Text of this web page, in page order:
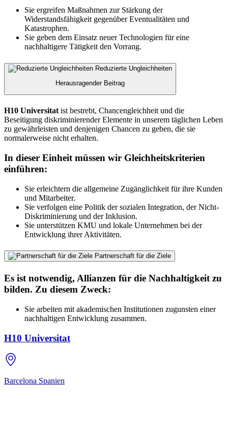
Sie ergreifen Maßnahmen zur Stärkung der
Widerstandsfähigkeit gegenüber Eventualitäten und
Katastrophen.
Sie geben dem Einsatz neuer Technologien für eine
nachhaltigere Tätigkeit den Vorrang.
Reduzierte Ungleichheiten
Herausragender Beitrag
H10 Universitatist bestrebt, Chancengleichheit und die
Beseitigung diskriminierender Elemente in unserem täglichen Leben
zu gewährleisten und denjenigen Chancen zu geben, die sie
normalerweise nicht erhalten.
In dieser Einheit müssen wir Gleichheitskriterien
einführen:
Sie erleichtern die allgemeine Zugänglichkeit für ihre Kunden
und Mitarbeiter.
Sie verfolgen eine Politik der sozialen Integration, der Nicht-
Diskriminierung und der Inklusion.
Sie unterstützen KMU und lokale Unternehmen bei der
Entwicklung ihrer Aktivitäten.
Partnerschaft für die Ziele
Es ist notwendig, Allianzen für die Nachhaltigkeit zu
bilden. Zu diesem Zweck:
Sie arbeiten mit akademischen Institutionen zugunsten einer
nachhaltigen Entwicklung zusammen.
H10 Universitat
Barcelona Spanien